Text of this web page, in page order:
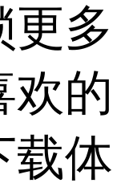
更多
欢的
载体